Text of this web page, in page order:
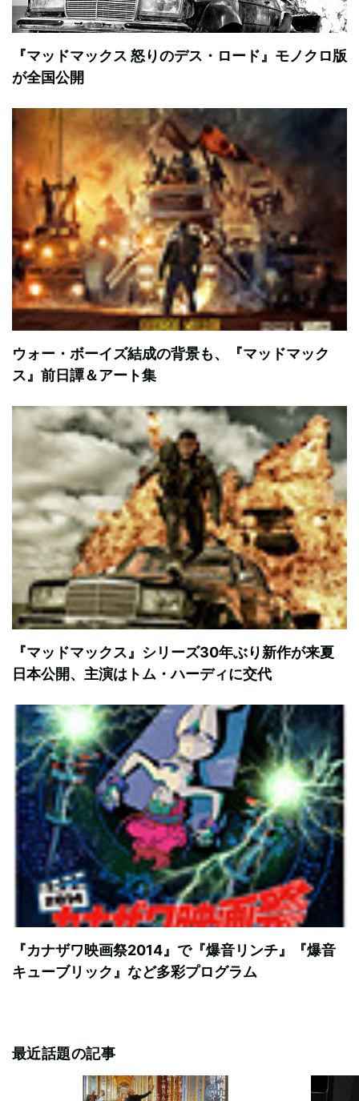
『マッドマックス 怒りのデス・ロード』モノクロ版
が全国公開
ウォー・ボーイズ結成の背景も、『マッドマック
ス』前日譚＆アート集
『マッドマックス』シリーズ30年ぶり新作が来夏
日本公開、主演はトム・ハーディに交代
『カナザワ映画祭2014』で『爆音リンチ』『爆音
キューブリック』など多彩プログラム
最近話題の記事